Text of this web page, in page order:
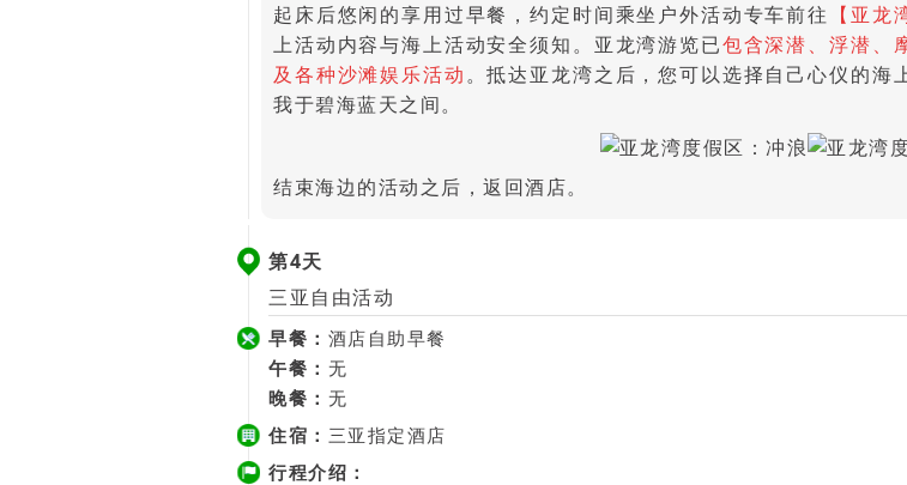
起床后悠闲的享用过早餐，约定时间乘坐户外活动专车前往 【亚龙
上活动内容与海上活动安全须知。亚龙湾游览已包含深潜、浮潜、
及各种沙滩娱乐活动。抵达亚龙湾之后，您可以选择自己心仪的海
我于碧海蓝天之间。
结束海边的活动之后，返回酒店。
第4天
三亚自由活动
早餐： 酒店自助早餐
午餐： 无
晚餐： 无
住宿： 三亚指定酒店
行程介绍：